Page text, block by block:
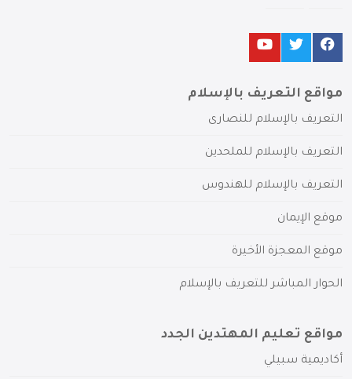
مواقع التعريف بالإسلام
التعريف بالإسلام للنصارى
التعريف بالإسلام للملحدين
التعريف بالإسلام للهندوس
موقع الإيمان
موقع المعجزة الأخيرة
الحوار المباشر للتعريف بالإسلام
مواقع تعليم المهتدين الجدد
أكاديمية سبيلي